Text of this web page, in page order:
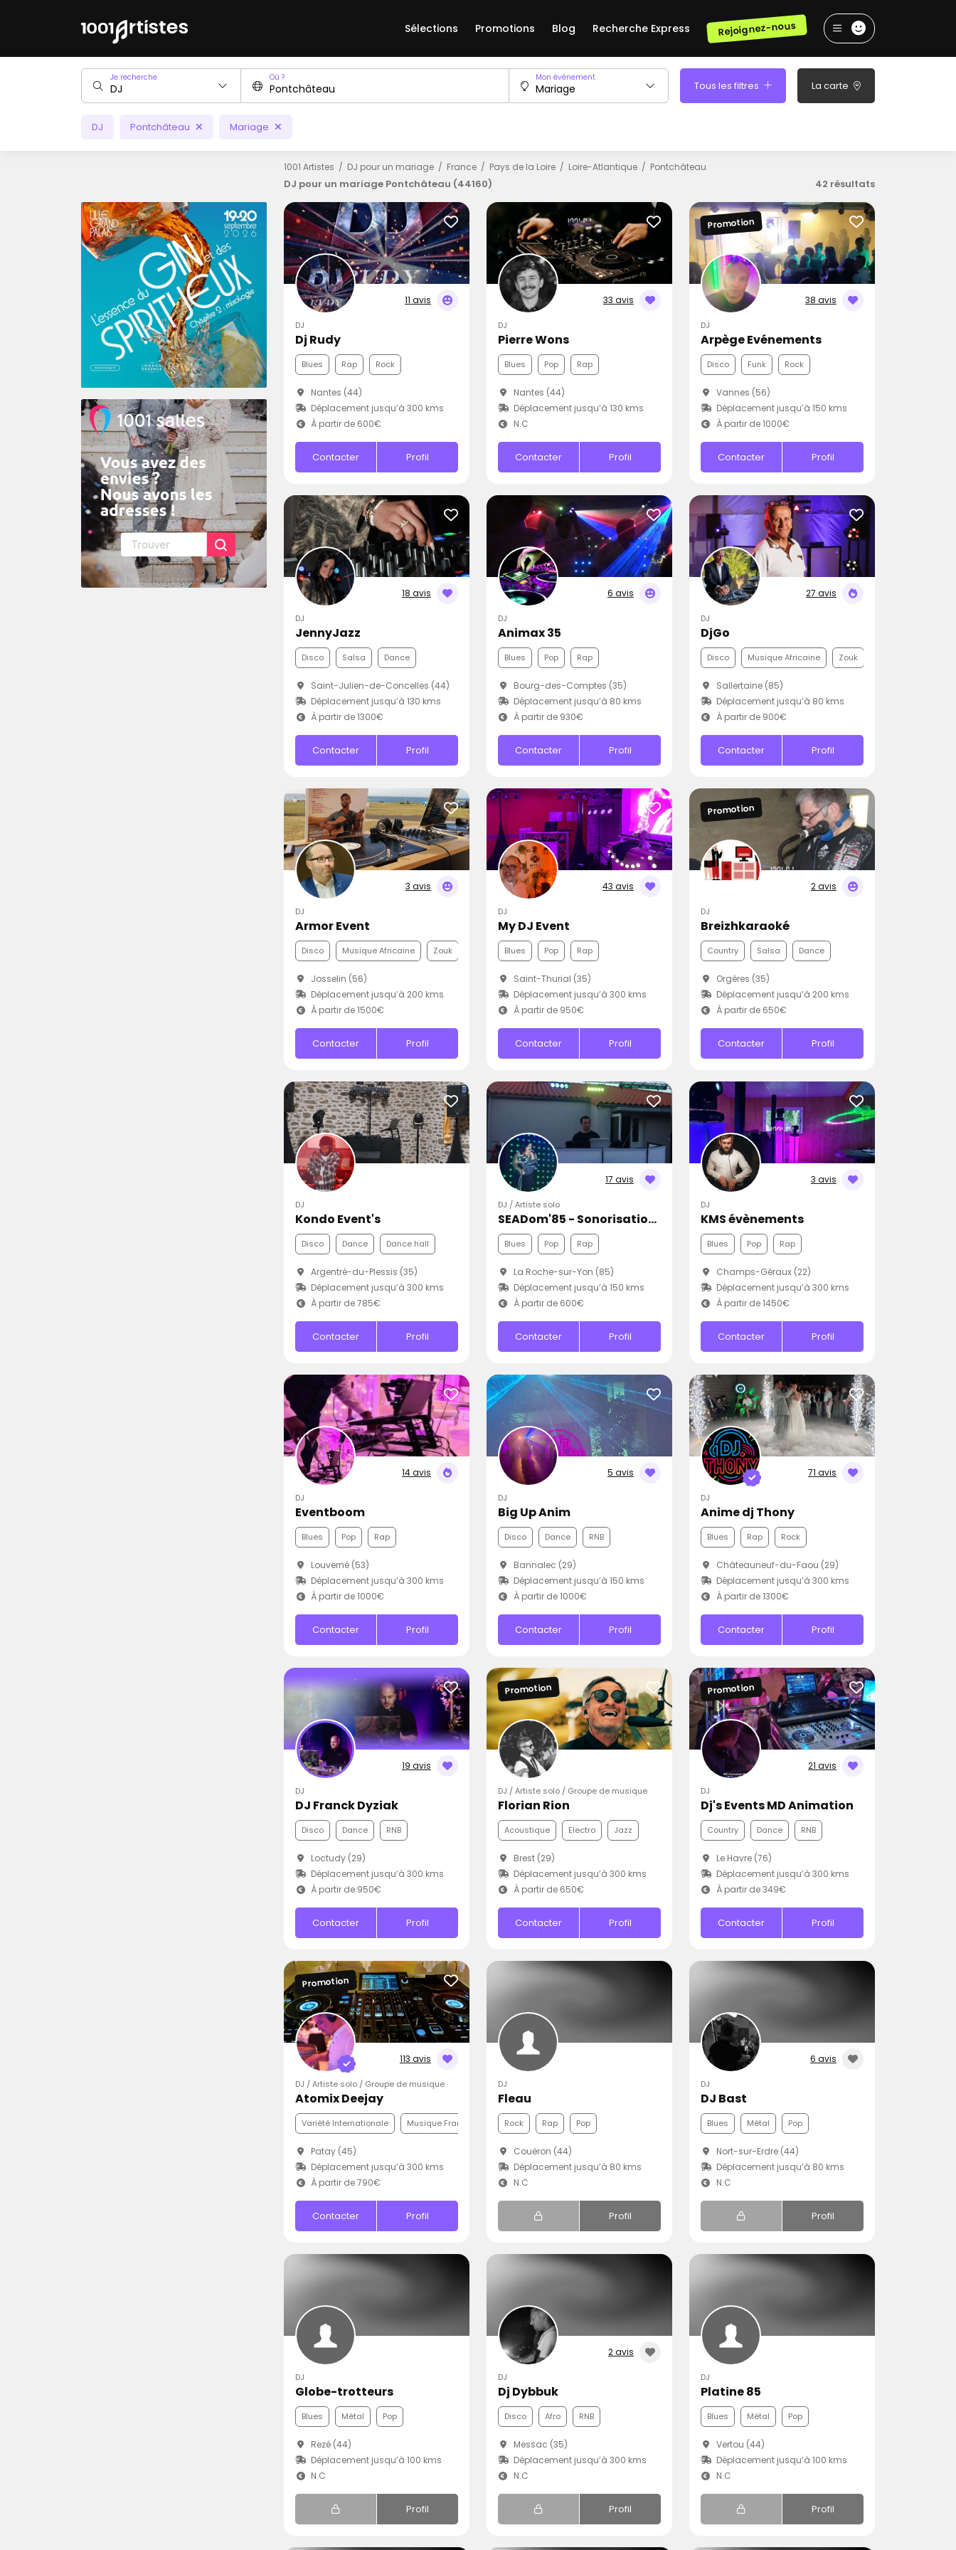
Sélections Promotions Blog Recherche Express Rejoignez-nous
Je recherche Où ? Mon événement
Tous les filtres La carte
DJ Pontchâteau Mariage
1001 Artistes DJ pour un mariage France Pays de la Loire Loire-Atlantique Pontchâteau
DJ pour un mariage Pontchâteau (44160) 42 résultats
11 avis
DJ
Dj Rudy
Blues Rap Rock
Nantes (44)
Déplacement jusqu’à 300 kms
À partir de 600€
Contacter Profil
33 avis
DJ
Pierre Wons
Blues Pop Rap
Nantes (44)
Déplacement jusqu’à 130 kms
N.C
Contacter Profil
38 avis
Promotion
DJ
Arpège Evénements
Disco Funk Rock
Vannes (56)
Déplacement jusqu’à 150 kms
À partir de 1000€
Contacter Profil
18 avis
DJ
JennyJazz
Disco Salsa Dance
Saint-Julien-de-Concelles (44)
Déplacement jusqu’à 130 kms
À partir de 1300€
Contacter Profil
6 avis
DJ
Animax 35
Blues Pop Rap
Bourg-des-Comptes (35)
Déplacement jusqu’à 80 kms
À partir de 930€
Contacter Profil
27 avis
DJ
DjGo
Disco Musique Africaine Zouk
Sallertaine (85)
Déplacement jusqu’à 80 kms
À partir de 900€
Contacter Profil
3 avis
DJ
Armor Event
Disco Musique Africaine Zouk
Josselin (56)
Déplacement jusqu’à 200 kms
À partir de 1500€
Contacter Profil
43 avis
DJ
My DJ Event
Blues Pop Rap
Saint-Thurial (35)
Déplacement jusqu’à 300 kms
À partir de 950€
Contacter Profil
2 avis
Promotion
DJ
Breizhkaraoké
Country Salsa Dance
Orgères (35)
Déplacement jusqu’à 200 kms
À partir de 650€
Contacter Profil
DJ
Kondo Event's
Disco Dance Dance hall
Argentré-du-Plessis (35)
Déplacement jusqu’à 300 kms
À partir de 785€
Contacter Profil
17 avis
DJ / Artiste solo
SEADom'85 - Sonorisation Eclairage et Animation d'événements
Blues Pop Rap
La Roche-sur-Yon (85)
Déplacement jusqu’à 150 kms
À partir de 600€
Contacter Profil
3 avis
DJ
KMS évènements
Blues Pop Rap
Champs-Géraux (22)
Déplacement jusqu’à 300 kms
À partir de 1450€
Contacter Profil
14 avis
DJ
Eventboom
Blues Pop Rap
Louverné (53)
Déplacement jusqu’à 300 kms
À partir de 1000€
Contacter Profil
5 avis
DJ
Big Up Anim
Disco Dance RNB
Bannalec (29)
Déplacement jusqu’à 150 kms
À partir de 1000€
Contacter Profil
71 avis
DJ
Anime dj Thony
Blues Rap Rock
Châteauneuf-du-Faou (29)
Déplacement jusqu’à 300 kms
À partir de 1300€
Contacter Profil
19 avis
DJ
DJ Franck Dyziak
Disco Dance RNB
Loctudy (29)
Déplacement jusqu’à 300 kms
À partir de 950€
Contacter Profil
Promotion
DJ / Artiste solo / Groupe de musique
Florian Rion
Acoustique Electro Jazz
Brest (29)
Déplacement jusqu’à 300 kms
À partir de 650€
Contacter Profil
21 avis
Promotion
DJ
Dj's Events MD Animation
Country Dance RNB
Le Havre (76)
Déplacement jusqu’à 300 kms
À partir de 349€
Contacter Profil
113 avis
Promotion
DJ / Artiste solo / Groupe de musique
Atomix Deejay
Variété Internationale Musique Française Pop
Patay (45)
Déplacement jusqu’à 300 kms
À partir de 790€
Contacter Profil
DJ
Fleau
Rock Rap Pop
Couëron (44)
Déplacement jusqu’à 80 kms
N.C
Profil
6 avis
DJ
DJ Bast
Blues Métal Pop
Nort-sur-Erdre (44)
Déplacement jusqu’à 80 kms
N.C
Profil
DJ
Globe-trotteurs
Blues Métal Pop
Rezé (44)
Déplacement jusqu’à 100 kms
N.C
Profil
2 avis
DJ
Dj Dybbuk
Disco Afro RNB
Messac (35)
Déplacement jusqu’à 300 kms
N.C
Profil
DJ
Platine 85
Blues Métal Pop
Vertou (44)
Déplacement jusqu’à 100 kms
N.C
Profil